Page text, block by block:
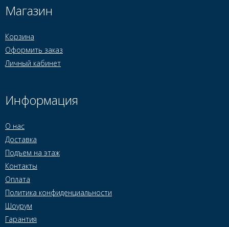
Магазин
Корзина
Оформить заказ
Личный кабинет
Информация
О нас
Доставка
Подъем на этаж
Контакты
Оплата
Политика конфиденциальности
Шоурум
Гарантия